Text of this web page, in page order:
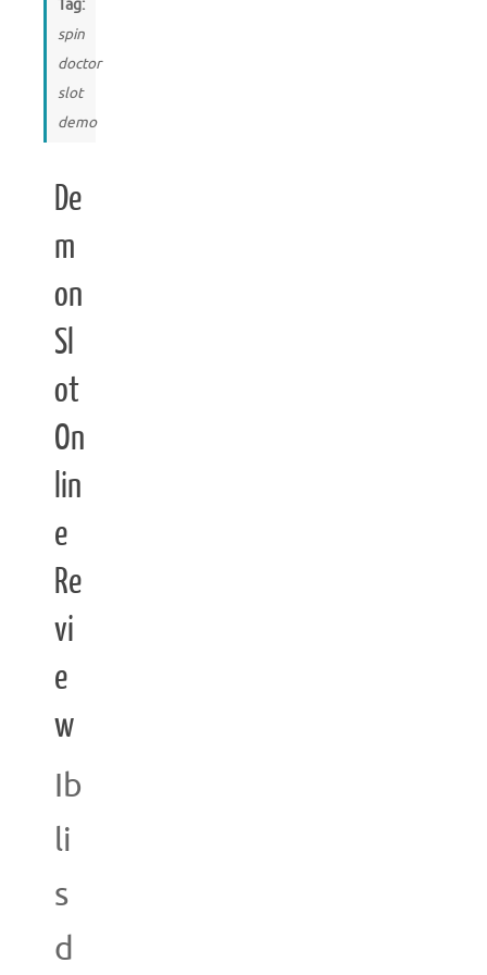
Tag:
spin
doctor
slot
demo
De
m
on
Sl
ot
On
lin
e
Re
vi
e
w
Ib
li
s
d